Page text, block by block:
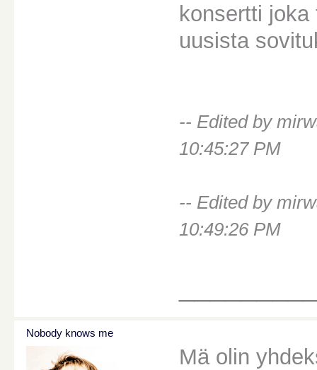
konsertti
uusista
-- Edited by
10:45:27 PM
-- Edited by
10:49:26 PM
Nobody knows me
Mä olin